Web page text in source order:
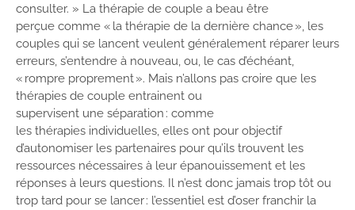
consulter. » La thérapie de couple a beau être
perçue comme « la thérapie de la dernière chance », les
couples qui se lancent veulent généralement réparer leurs
erreurs, s’entendre à nouveau, ou, le cas d’échéant,
« rompre proprement ». Mais n’allons pas croire que les
thérapies de couple entrainent ou
supervisent une séparation : comme
les thérapies individuelles, elles ont pour objectif
d’autonomiser les partenaires pour qu’ils trouvent les
ressources nécessaires à leur épanouissement et les
réponses à leurs questions. Il n’est donc jamais trop tôt ou
trop tard pour se lancer : l’essentiel est d’oser franchir la